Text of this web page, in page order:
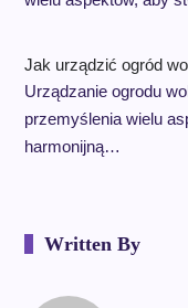
Jak urządzić ogród
Urządzanie ogrodu
przemyślenia wielu
harmonijną…
Written By